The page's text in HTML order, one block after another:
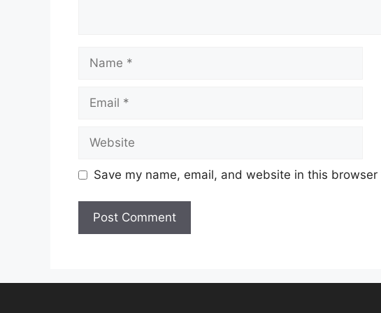
Save my name, email, and website in this